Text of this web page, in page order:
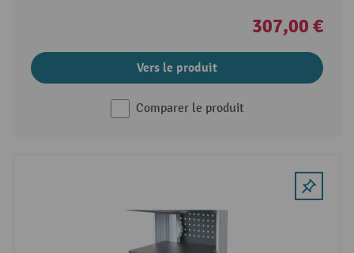
307,00 €
Vers le produit
Comparer le produit